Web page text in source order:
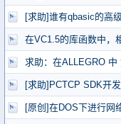
[求助]谁有qbasic的高级
在VC1.5的库函数中，
求助：在ALLEGRO 中
[求助]PCTCP SDK开
[原创]在DOS下进行网